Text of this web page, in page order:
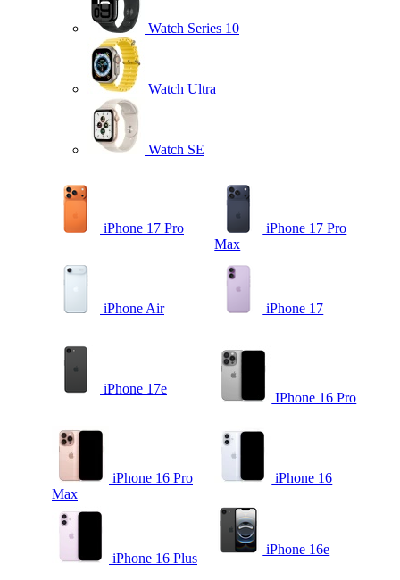
Watch Series 10
Watch Ultra
Watch SE
iPhone 17 Pro
iPhone 17 Pro
Max
iPhone Air iPhone 17
iPhone 17e
IPhone 16 Pro
iPhone 16 Pro
Max
iPhone 16
iPhone 16 Plus
iPhone 16e